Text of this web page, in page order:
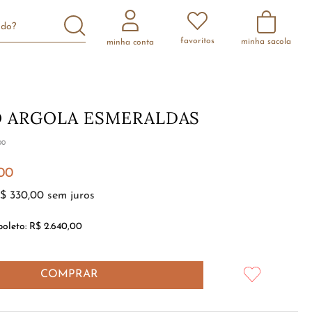
minha conta favoritos
ARGOLA ESMERALDAS
330,00 sem juros
R$ 2.640,00
COMPRAR